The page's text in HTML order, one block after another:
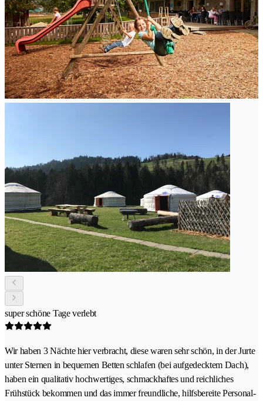
super schöne Tage verlebt
Wir haben 3 Nächte hier verbracht, diese waren sehr schön, in der Jurte
unter Sternen in bequemen Betten schlafen (bei aufgedecktem Dach),
haben ein qualitativ hochwertiges, schmackhaftes und reichliches
Frühstück bekommen und das immer freundliche, hilfsbereite Personal-